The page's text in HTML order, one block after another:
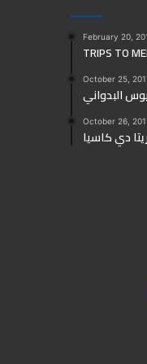
February 20,
TRIPS TO
October 25,
البدواني
October 26,
دي كاسيا